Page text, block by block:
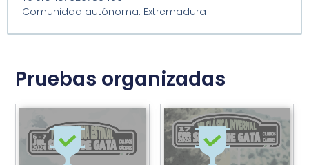
Comunidad autónoma: Extremadura
Pruebas organizadas